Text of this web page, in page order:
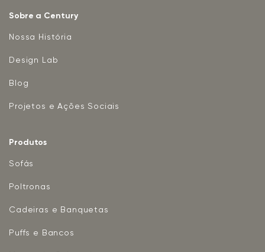
Sobre a Century
Nossa História
Design Lab
Blog
Projetos e Ações Sociais
Produtos
Sofás
Poltronas
Cadeiras e Banquetas
Puffs e Bancos